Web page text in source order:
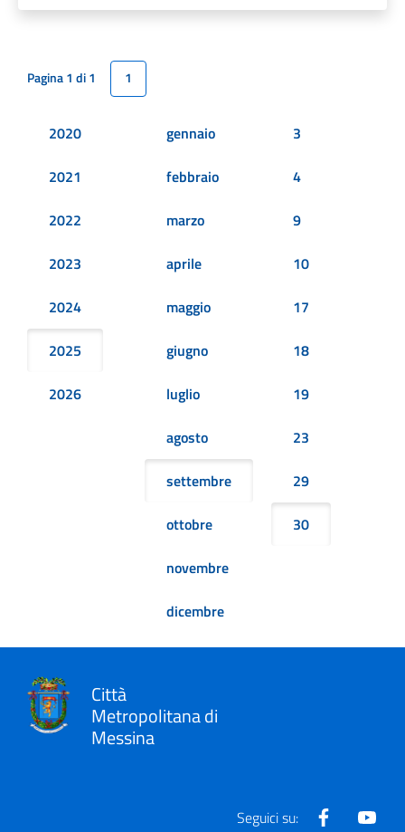
Pagina 1 di 1 1
2020
2021
2022
2023
2024
2025
2026
gennaio
febbraio
marzo
aprile
maggio
giugno
luglio
agosto
settembre
ottobre
novembre
dicembre
3
4
9
10
17
18
19
23
29
30
Città
Metropolitana di
Messina
Seguici su: Facebook